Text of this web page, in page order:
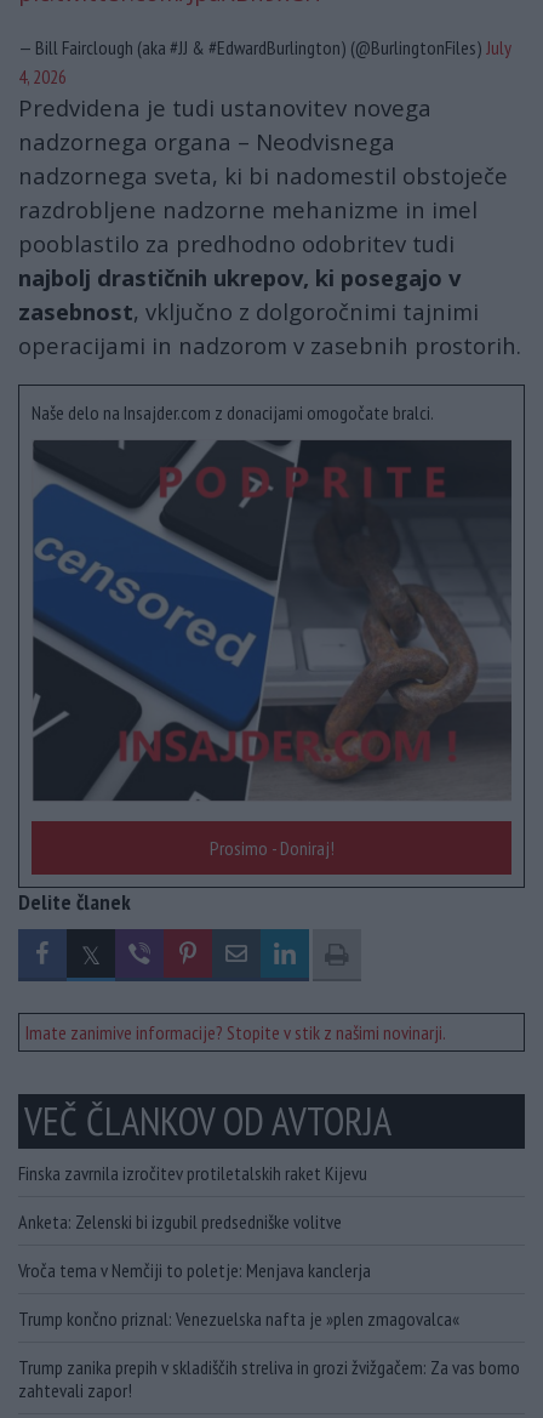
— Bill Fairclough (aka #JJ & #EdwardBurlington) (@BurlingtonFiles) July
4, 2026
Predvidena je tudi ustanovitev novega
nadzornega organa – Neodvisnega
nadzornega sveta, ki bi nadomestil obstoječe
razdrobljene nadzorne mehanizme in imel
pooblastilo za predhodno odobritev tudi
najbolj drastičnih ukrepov, ki posegajo v
zasebnost, vključno z dolgoročnimi tajnimi
operacijami in nadzorom v zasebnih prostorih.
Naše delo na Insajder.com z donacijami omogočate bralci.
Prosimo - Doniraj!
Delite članek
Imate zanimive informacije? Stopite v stik z našimi novinarji.
VEČ ČLANKOV OD AVTORJA
Finska zavrnila izročitev protiletalskih raket Kijevu
Anketa: Zelenski bi izgubil predsedniške volitve
Vroča tema v Nemčiji to poletje: Menjava kanclerja
Trump končno priznal: Venezuelska nafta je »plen zmagovalca«
Trump zanika prepih v skladiščih streliva in grozi žvižgačem: Za vas bomo
zahtevali zapor!